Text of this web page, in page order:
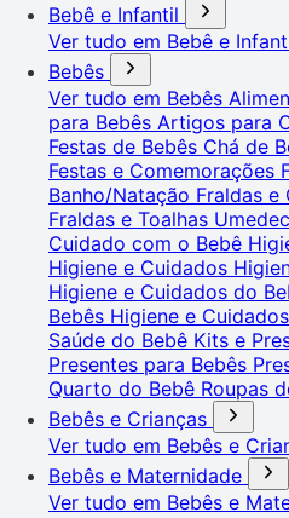
Bebê e Infantil
Ver tudo em Bebê e
Bebês
Ver tudo em Bebês
para Bebês Artigos para
Festas de Bebês Chá de
Festas e Comemorações
Banho/Natação Fraldas e
Fraldas e Toalhas
Cuidado com o Bebê
Higiene e Cuidados
Higiene e Cuidados do
Bebês Higiene e
Saúde do Bebê Kits e
Presentes para Bebês
Quarto do Bebê Roupas
Bebês e Crianças
Ver tudo em Bebês e
Bebês e Maternidade
Ver tudo em Bebês e